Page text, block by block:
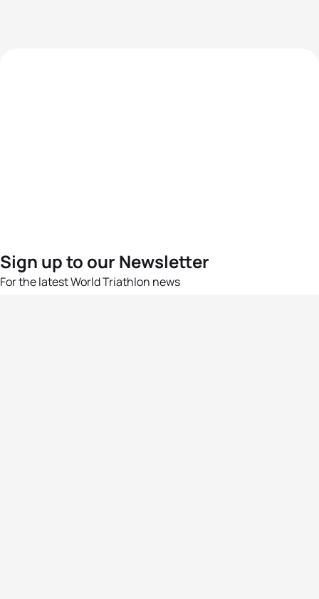
Sign up to our Newsletter
For the latest World Triathlon news